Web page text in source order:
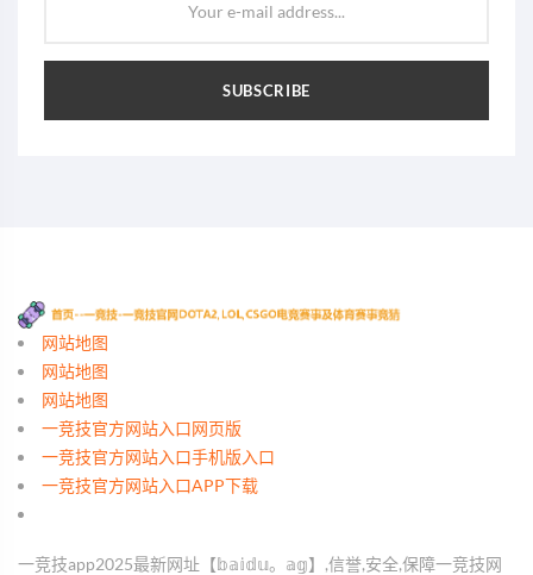
Your e-mail address...
SUBSCRIBE
网站地图
网站地图
网站地图
一竞技官方网站入口网页版
一竞技官方网站入口手机版入口
一竞技官方网站入口APP下载
一竞技app2025最新网址【𝕓𝕒𝕚𝕕𝕦。𝕒𝕘】,信誉,安全,保障一竞技网